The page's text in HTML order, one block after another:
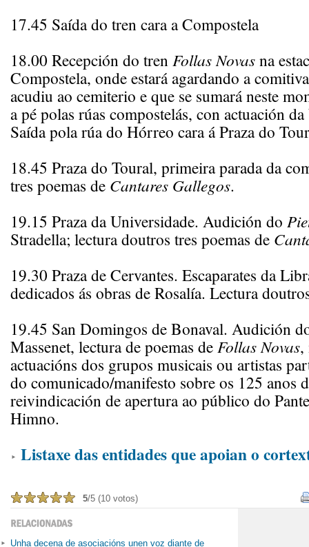
17.45 Saída do tren cara a Compostela
18.00 Recepción do tren Follas Novasna
Compostela, onde estará agardando a
acudiu ao cemiterio e que se sumará neste
a pé polas rúas compostelás, con actuación
Saída pola rúa do Hórreo cara á Praza do
18.45 Praza do Toural, primeira parada da
tres poemas de Cantares Gallegos.
19.15 Praza da Universidade. Audición do
Stradella; lectura doutros tres poemas de
19.30 Praza de Cervantes. Escaparates da
dedicados ás obras de Rosalía. Lectura
19.45 San Domingos de Bonaval. Audición
Massenet, lectura de poemas de Follas Novas,
actuacións dos grupos musicais ou artistas
do comunicado/manifesto sobre os 125 anos
reivindicación de apertura ao público do
Himno.
Listaxe das entidades que apoian o
5/5 (10 votos)
Unha decena de asociacións unen voz diante de